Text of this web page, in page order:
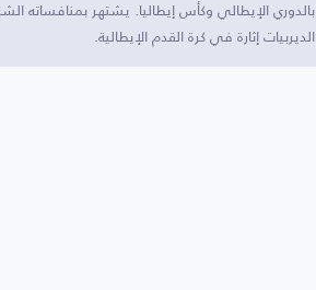
بالدوري الإيطالي وكأس إيطاليا. يشتهر بمنافساته
الديربيات إثارة في كرة القدم الإيطالية.